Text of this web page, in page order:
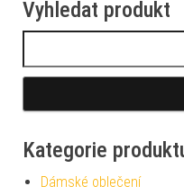
Vyhledat produkt
Kategorie
Dámské oblečení